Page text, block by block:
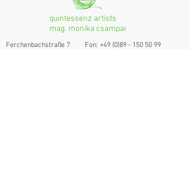
quintessenz artists
mag. monika csampai
Ferchenbachstraße 7
Fon: +49 (0)89 - 150 50 99